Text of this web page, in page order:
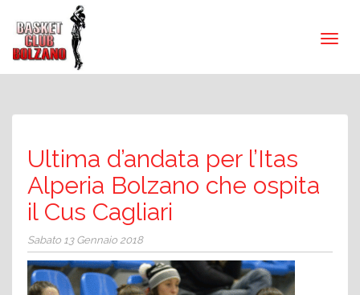
Ultima d’andata per l’Itas
Alperia Bolzano che ospita
il Cus Cagliari
Sabato 13 Gennaio 2018